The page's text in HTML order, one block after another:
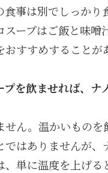
食事は別でしっかり
スープはご飯と味噌
すすめすることが
プを飲ませれば、ナ
せん。温かいものを
ではありませんが、
、単に温度を上げる